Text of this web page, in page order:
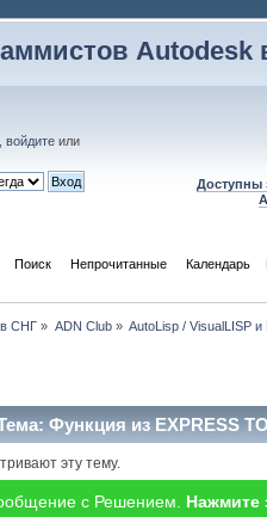
Autodesk
войдите или
Доступны
Поиск Непрочитанные Календарь
в СНГ » ADN Club» AutoLisp / VisualLISP и
Функция из EXPRESS
эту тему.
с Решением. Нажмите